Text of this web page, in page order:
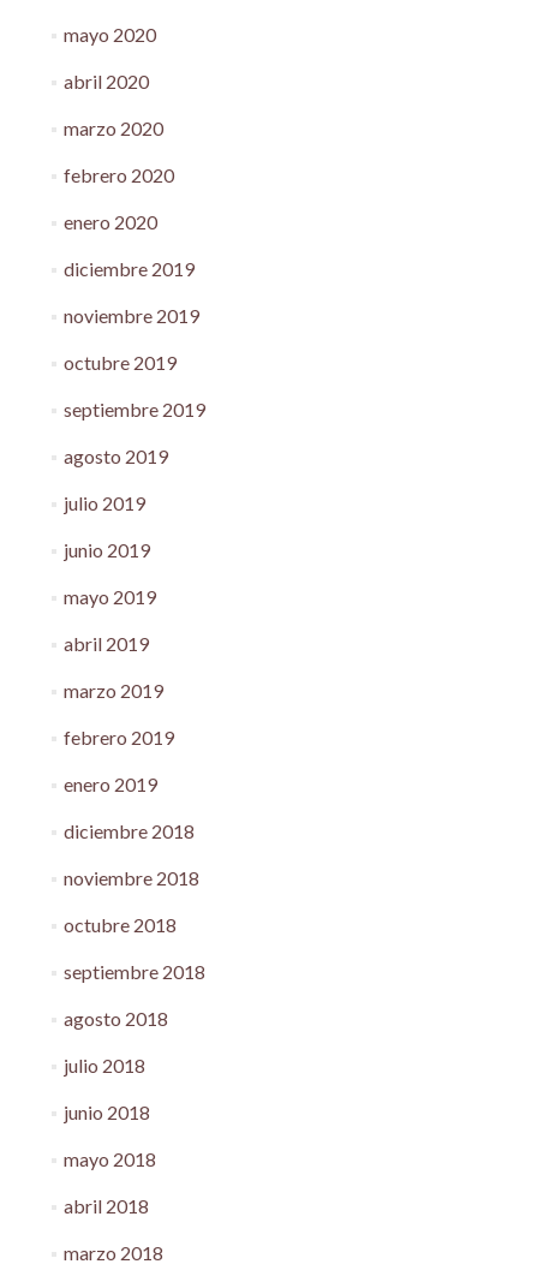
mayo 2020
abril 2020
marzo 2020
febrero 2020
enero 2020
diciembre 2019
noviembre 2019
octubre 2019
septiembre 2019
agosto 2019
julio 2019
junio 2019
mayo 2019
abril 2019
marzo 2019
febrero 2019
enero 2019
diciembre 2018
noviembre 2018
octubre 2018
septiembre 2018
agosto 2018
julio 2018
junio 2018
mayo 2018
abril 2018
marzo 2018